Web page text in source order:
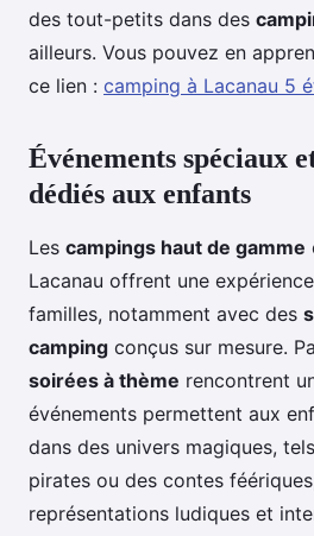
des tout-petits dans des
ailleurs. Vous pouvez en
ce lien : camping à Lacanau 5
Événements spéciaux
dédiés aux enfants
Les campings haut de gamme
Lacanau offrent une
familles, notamment avec des
camping conçus sur mesure.
soirées à thème rencontrent
événements permettent aux
dans des univers magiques,
pirates ou des contes
représentations ludiques et